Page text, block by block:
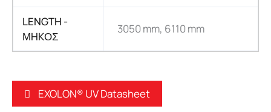
LENGTH -
ΜHKΟΣ
3050 mm, 6110 mm
EXOLON® UV Datasheet